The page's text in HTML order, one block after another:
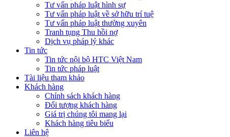
Tư vấn pháp luật hình sự
Tư vấn pháp luật về sở hữu trí tuệ
Tư vấn pháp luật thường xuyên
Tranh tụng Thu hồi nợ
Dịch vụ pháp lý khác
Tin tức
Tin tức nội bộ HTC Việt Nam
Tin tức pháp luật
Tài liệu tham khảo
Khách hàng
Chính sách khách hàng
Đối tượng khách hàng
Giá trị chúng tôi mang lại
Khách hàng tiêu biểu
Liên hệ